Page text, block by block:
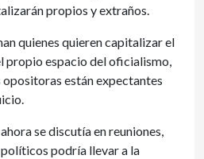
propios y extraños.
quienes quieren capitalizar el
espacio del oficialismo,
están expectantes
se discutía en reuniones,
podría llevar a la